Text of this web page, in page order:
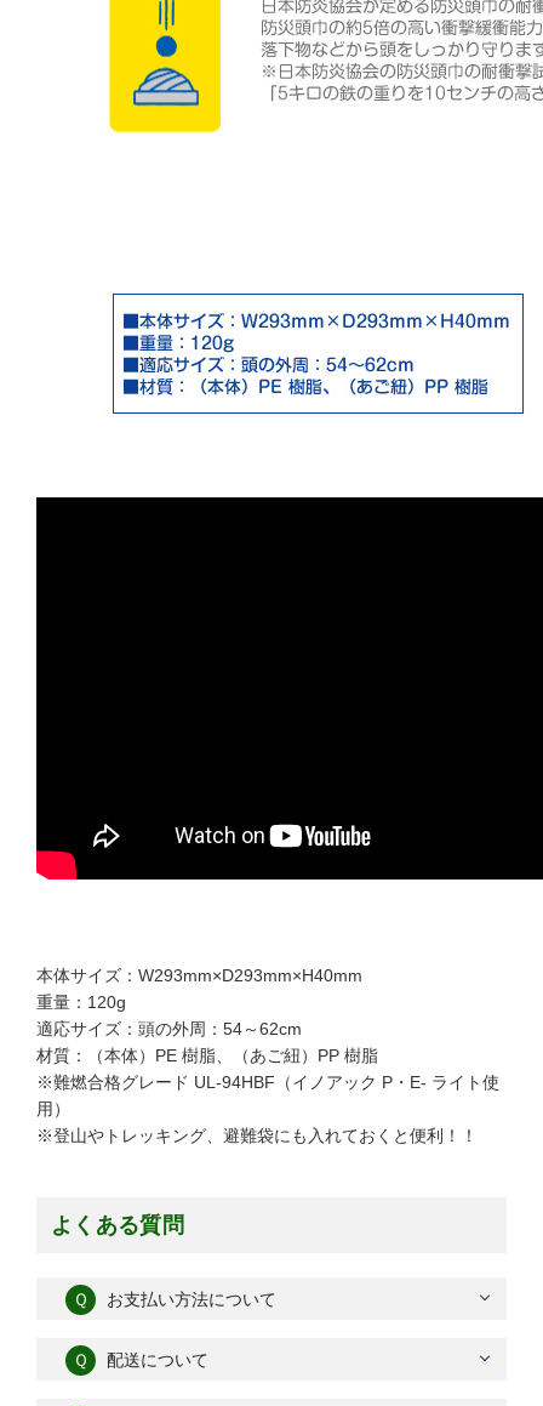
本体サイズ：W293mm×D293mm×H40mm
重量：120g
適応サイズ：頭の外周：54～62cm
材質：（本体）PE 樹脂、（あご紐）PP 樹脂
※難燃合格グレード UL-94HBF（イノアック P・E- ライト使
用）
※登山やトレッキング、避難袋にも入れておくと便利！！
よくある質問
Ｑ お支払い方法について
Ｑ 配送について